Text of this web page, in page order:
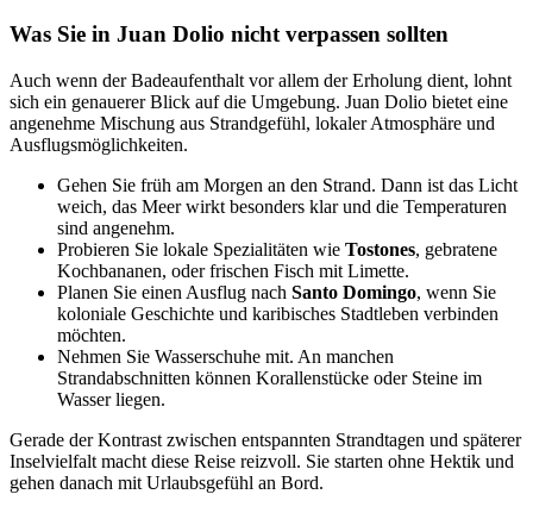
Was Sie in Juan Dolio nicht verpassen sollten
Auch wenn der Badeaufenthalt vor allem der Erholung dient, lohnt
sich ein genauerer Blick auf die Umgebung. Juan Dolio bietet eine
angenehme Mischung aus Strandgefühl, lokaler Atmosphäre und
Ausflugsmöglichkeiten.
Gehen Sie früh am Morgen an den Strand. Dann ist das Licht
weich, das Meer wirkt besonders klar und die Temperaturen
sind angenehm.
Probieren Sie lokale Spezialitäten wie Tostones, gebratene
Kochbananen, oder frischen Fisch mit Limette.
Planen Sie einen Ausflug nach Santo Domingo, wenn Sie
koloniale Geschichte und karibisches Stadtleben verbinden
möchten.
Nehmen Sie Wasserschuhe mit. An manchen
Strandabschnitten können Korallenstücke oder Steine im
Wasser liegen.
Gerade der Kontrast zwischen entspannten Strandtagen und späterer
Inselvielfalt macht diese Reise reizvoll. Sie starten ohne Hektik und
gehen danach mit Urlaubsgefühl an Bord.